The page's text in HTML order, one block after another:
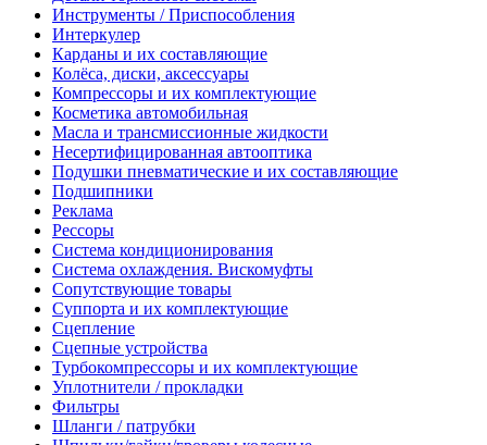
Инструменты / Приспособления
Интеркулер
Карданы и их составляющие
Колёса, диски, аксессуары
Компрессоры и их комплектующие
Косметика автомобильная
Масла и трансмиссионные жидкости
Несертифицированная автооптика
Подушки пневматические и их составляющие
Подшипники
Реклама
Рессоры
Система кондиционирования
Система охлаждения. Вискомуфты
Сопутствующие товары
Суппорта и их комплектующие
Сцепление
Сцепные устройства
Турбокомпрессоры и их комплектующие
Уплотнители / прокладки
Фильтры
Шланги / патрубки